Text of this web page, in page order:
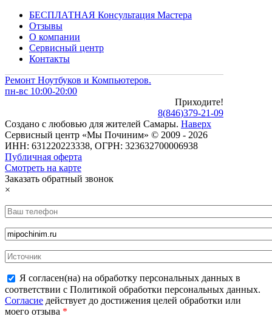
БЕСПЛАТНАЯ Консультация Мастера
Отзывы
О компании
Сервисный центр
Контакты
Ремонт Ноутбуков и Компьютеров.
пн-вс 10:00-20:00
Приходите!
8(846)379-21-09
Создано с любовью для жителей Самары. Наверх
Сервисный центр «Мы Починим» © 2009 - 2026
ИНН: 631220223338, ОГРН: 323632700006938
Публичная оферта
Смотреть на карте
Заказать обратный звонок
×
Я согласен(на) на обработку персональных данных в
соответствии с Политикой обработки персональных данных.
Согласие действует до достижения целей обработки или
моего отзыва *